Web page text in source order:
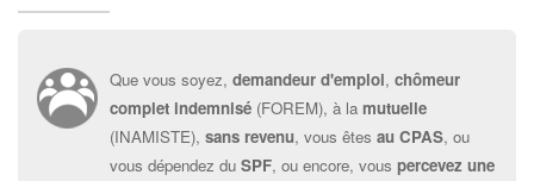
Que vous soyez, demandeur d'emploi, chômeur
complet indemnisé (FOREM), à la mutuelle
(INAMISTE), sans revenu, vous êtes au CPAS, ou
vous dépendez du SPF, ou encore, vous percevez une